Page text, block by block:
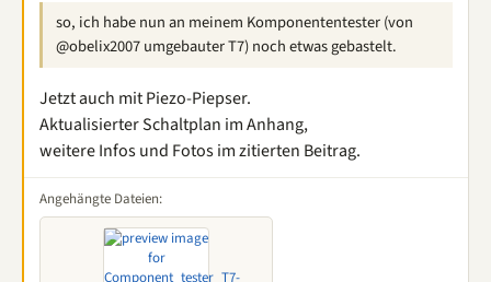
so, ich habe nun an meinem Komponententester (von
@obelix2007 umgebauter T7) noch etwas gebastelt.
Jetzt auch mit Piezo-Piepser.
Aktualisierter Schaltplan im Anhang,
weitere Infos und Fotos im zitierten Beitrag.
Angehängte Dateien: